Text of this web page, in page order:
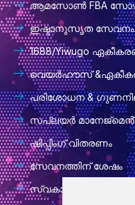
ആമസോൺ FBA
ഇഷ്ടാനുസൃത സേവനം
1688/Yiwugo
വെയർഹൗസ്
പരിശോധന &
സപ്ലയർ
ഷിപ്പിംഗ് വിതരണം
സേവനത്തിന് ശേഷം
സ്വകാര്യതാ നയം